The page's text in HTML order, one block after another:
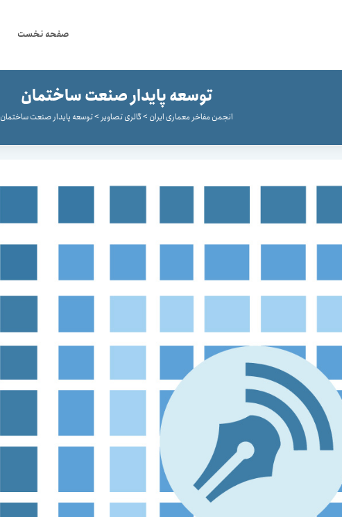
صفحه نخست
توسعه پایدار صنعت ساختمان
انجمن مفاخر معماری ایران >گالری تصاویر >توسعه پایدار صنعت ساختمان